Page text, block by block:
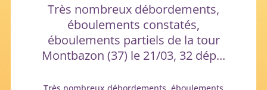
Très nombreux débordements,
éboulements constatés,
éboulements partiels de la tour
Montbazon (37) le 21/03, 32 dép...